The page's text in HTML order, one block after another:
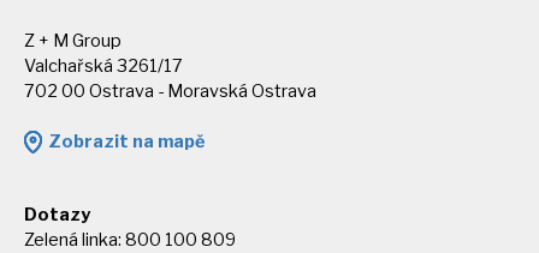
Z + M Group
Valchařská 3261/17
702 00 Ostrava - Moravská Ostrava
Zobrazit na mapě
Dotazy
Zelená linka: 800 100 809